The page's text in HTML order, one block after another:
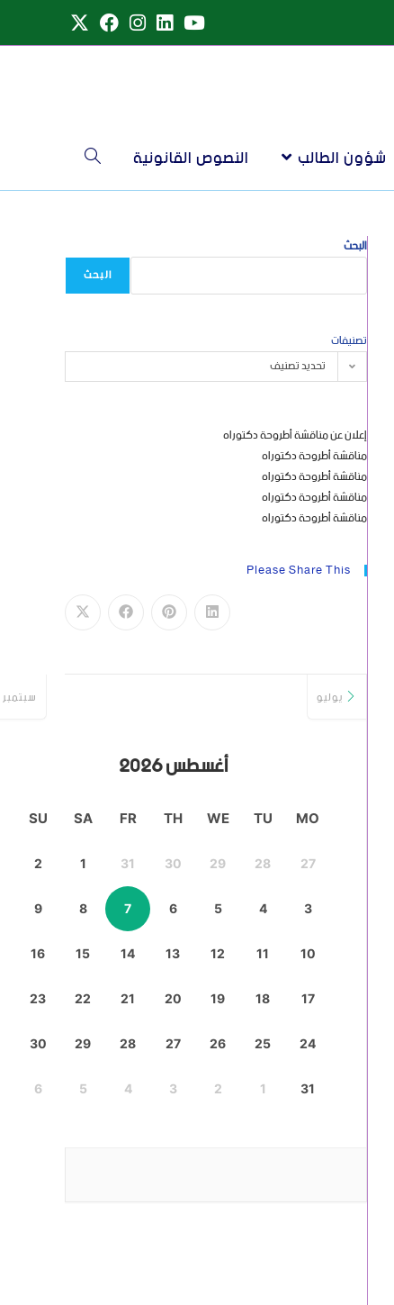
شؤون الطالب النصوص القانونية
البحث
البحث
تصنيفات
تحديد تصنيف
إعلان عن مناقشة أطروحة دكتوراه
مناقشة أطروحة دكتوراه
مناقشة أطروحة دكتوراه
مناقشة أطروحة دكتوراه
مناقشة أطروحة دكتوراه
Please Share This
يوليو
أغسطس 2026
سبتمبر
MO
TU
WE
TH
FR
SA
SU
27
28
29
30
31
1
2
3
4
5
6
7
8
9
10
11
12
13
14
15
16
17
18
19
20
21
22
23
24
25
26
27
28
29
30
31
1
2
3
4
5
6